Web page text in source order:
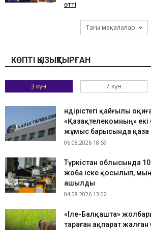
өтті
Тағы мақалалар
КӨПТІ ҚЫЗЫҚТЫРҒАН
3 күн 7 күн
Өндірістегі қайғылы
«Қазақтелекомның» екі
жұмыс барысында қаза
06.08.2026 18:59
Түркістан облысында
жоба іске қосылып,
ашылды
04.08.2026 13:02
«Іле-Балқашта»
тараған ақпарат